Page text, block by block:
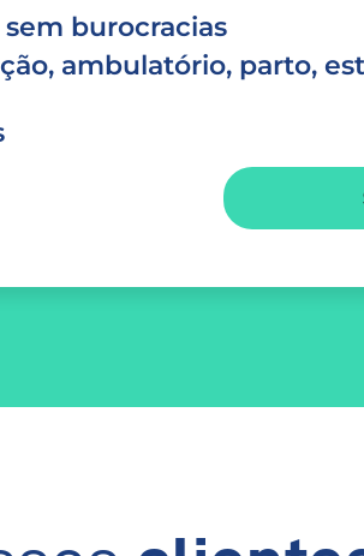
burocracias
ambulatório, parto,